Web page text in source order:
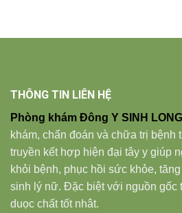
THÔNG TIN LIÊN HỆ
Phòng khám Đông Y SINH
khám, chẩn đoán và chữa trị
truyền kết hợp hiện đại tây y giúp
khỏi bệnh, phục hồi sức khỏe,
sinh lý nữ. Đặc biệt với nguồn gốc
duọc chất tốt nhât.